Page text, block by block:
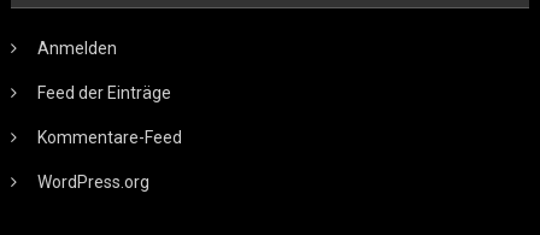
Anmelden
Feed der Einträge
Kommentare-Feed
WordPress.org